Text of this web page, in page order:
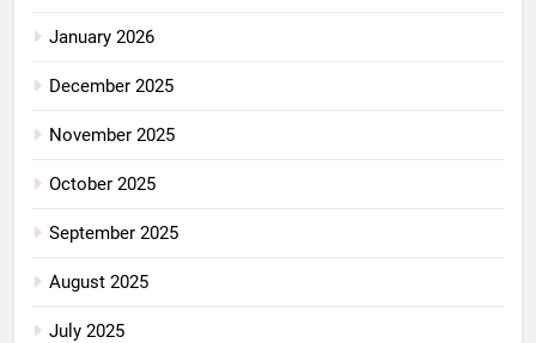
January 2026
December 2025
November 2025
October 2025
September 2025
August 2025
July 2025